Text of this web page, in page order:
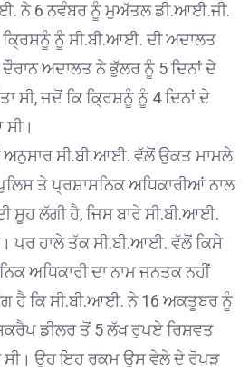
ਨੇ 6 ਨਵੰਬਰ ਨੂੰ ਮੁਅੱਤਲ ਡੀ.ਆਈ.ਜੀ.
ਨੂੰ ਸੀ.ਬੀ.ਆਈ. ਦੀ ਅਦਾਲਤ
ਅਦਾਲਤ ਨੇ ਭੁੱਲਰ ਨੂੰ 5 ਦਿਨਾਂ ਦੇ
ਸੀ, ਜਦੋਂ ਕਿ ਕ੍ਰਿਸ਼ਨੂੰ ਨੂੰ 4 ਦਿਨਾਂ ਦੇ
ਅਨੁਸਾਰ ਸੀ.ਬੀ.ਆਈ. ਵੱਲੋਂ ਉਕਤ ਮਾਮਲੇ
ਤੇ ਪ੍ਰਸ਼ਾਸਨਿਕ ਅਧਿਕਾਰੀਆਂ ਨਾਲ
ਸੂਹ ਲੱਗੀ ਹੈ, ਜਿਸ ਬਾਰੇ ਸੀ.ਬੀ.ਆਈ.
ਪਰ ਹਾਲੇ ਤੱਕ ਸੀ.ਬੀ.ਆਈ. ਵੱਲੋਂ ਕਿਸੇ
ਅਧਿਕਾਰੀ ਦਾ ਨਾਮ ਜਨਤਕ ਨਹੀਂ
ਹੈ ਕਿ ਸੀ.ਬੀ.ਆਈ. ਨੇ 16 ਅਕਤੂਬਰ ਨੂੰ
ਡੀਲਰ ਤੋਂ 5 ਲੱਖ ਰੁਪਏ ਰਿਸ਼ਵਤ
ਸੀ। ਉਹ ਇਹ ਰਕਮ ਉਸ ਵੇਲੇ ਦੇ ਰੋਪੜ